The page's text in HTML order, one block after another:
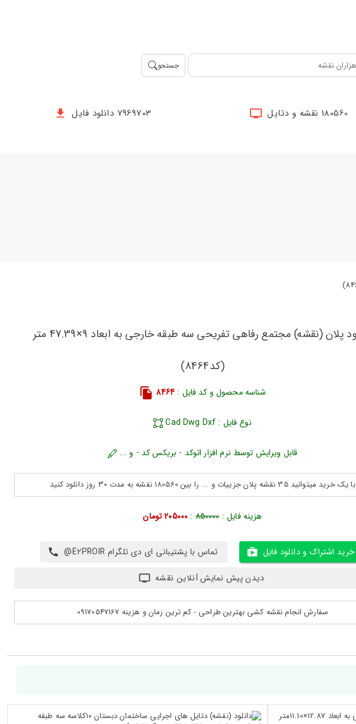
جستجو
180560 نقشه و دتایل 7969703 دانلود فایل
دانلود پلان (نقشه) مجتمع رفاهی تفریحی سه طبقه خارجی به ابعاد 9×47.39 متر
(کد8464)
شناسه محصول و کد فایل : 8464
نوع فایل : Cad Dwg Dxf
قابل ویرایش توسط نرم افزار اتوکد - بریکس کد - و ...
با یک خرید میتوانید 35 نقشه پلان جزییات و ... را بین 180560 نقشه به مدت 30 روز دانلود کنید
هزینه فایل :850000
: 205000 تومان
خرید اشتراک و دانلود فایل
تماس با پشتیبانی ای دی تلگرام E2PROIR@
دیدن پیش نمایش آنلاین نقشه
سفارش انجام نقشه کشی بهترین طراحی - کم ترین زمان و هزینه 09170547167